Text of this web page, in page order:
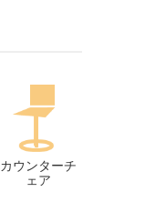
カウンターチ
ェア